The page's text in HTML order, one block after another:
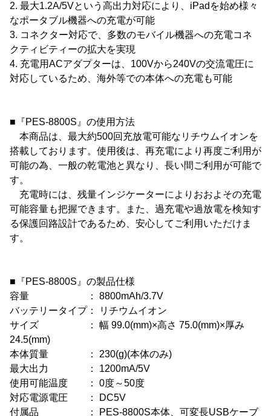
2. 最大1.2A/5Vという高出力対応により、iPadを始め様々
なポータブル機器への充電が可能
3. コネクター対応で、多数のモバイル機器への充電コネ
クティビティーの拡大を実現
4. 充電用ACアダプターは、100Vから240Vの交流電圧に
対応しているため、海外等での本体への充電も可能
■『PES-8800S』の使用方法
本商品は、最大約500回充放電可能なリチウムイオンを
搭載しております。使用後は、再充電により再度ご利用が
可能の為、一般の乾電池と異なり、長い間ご利用が可能で
す。
充電時には、残量インジケーターによりおおよその充電
可能容量も把握できます。また、過充電や過放電を検知す
る保護回路設計であるため、安心してご利用いただけま
す。
■『PES-8800S』の製品仕様
容量 ： 8800mAh/3.7V
バッテリータイプ： リチウムイオン
サイズ ： 幅 99.0(mm)×高さ 75.0(mm)×厚み
24.5(mm)
本体質量 ： 230(g)(本体のみ)
最大出力 ： 1200mA/5V
使用可能温度 ： 0度～50度
対応電源電圧 ： DC5V
付属品 ： PES-8800S本体、可変長USBケーブ